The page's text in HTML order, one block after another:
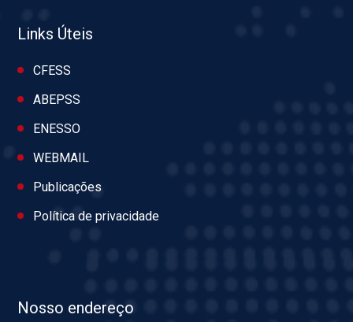
Links Úteis
CFESS
ABEPSS
ENESSO
WEBMAIL
Publicações
Política de privacidade
Nosso endereço